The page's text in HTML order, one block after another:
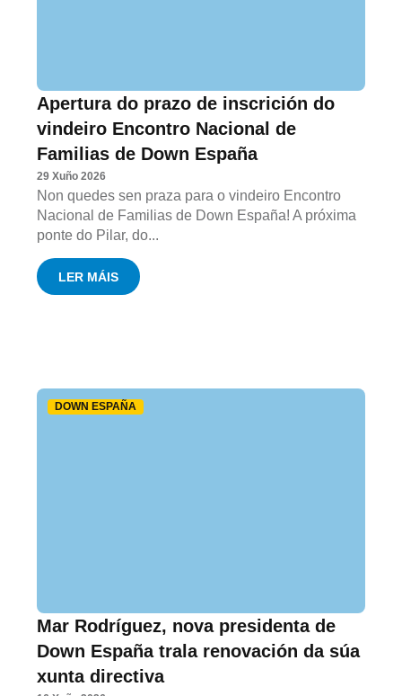
Apertura do prazo de inscrición do
vindeiro Encontro Nacional de
Familias de Down España
29 Xuño 2026
Non quedes sen praza para o vindeiro Encontro
Nacional de Familias de Down España! A próxima
ponte do Pilar, do...
LER MÁIS
DOWN ESPAÑA
Mar Rodríguez, nova presidenta de
Down España trala renovación da súa
xunta directiva